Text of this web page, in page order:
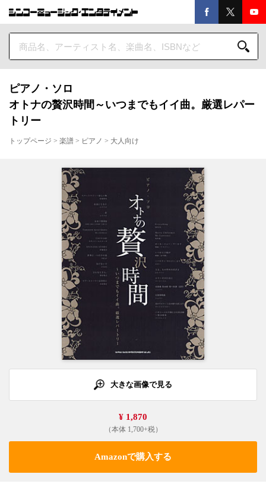
ピアノ・ソロ
オトナの贅沢時間～いつまでもイイ曲。厳選レパー
トリー
トップページ > 楽譜 > ピアノ > 大人向け
大きな画像で見る
¥ 1,870
（本体 1,700+税）
Amazonで購入する